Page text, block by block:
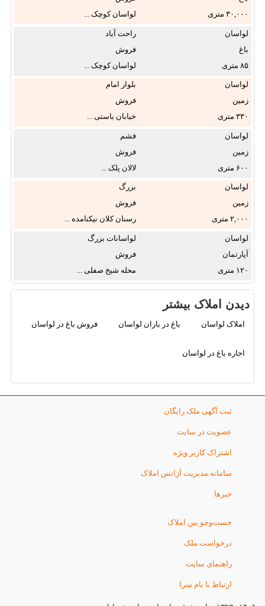
۳۰,۰۰۰
لواسان کوچک ...
لواسان
راحت آباد
باغ
فروش
۸۵
لواسان کوچک ...
لواسان
بلوار امام
زمین
فروش
۳۳۰
خیابان باستی ...
لواسان
فشم
زمین
فروش
۶۰۰
لالان پلک ...
لواسان
بزرگ
زمین
فروش
۲,۰۰۰
رسنان کلان نیکنامده ...
لواسان
لواسانات بزرگ
آپارتمان
فروش
۱۲۰
محله شیخ صفلی ...
دیدن املاک بیشتر
املاک لواسان باغ در باران لواسان فروش باغ در لواسان
اجاره باغ در لواسان
ثبت آگهی ملک رایگان
عضویت در سایت
اشتراک کاربر ویژه
سامانه مدیریت آژانس املاک
خبرها
جست‌وجو بین املاک
درخواست ملک
راهنمای سایت
ارتباط با بام سرا